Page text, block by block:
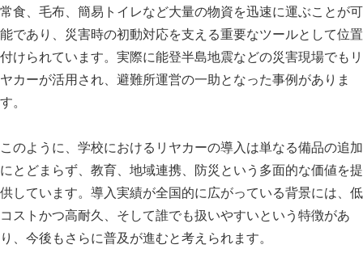
常食、毛布、簡易トイレなど大量の物資を迅速に運ぶことが可
能であり、災害時の初動対応を支える重要なツールとして位置
付けられています。実際に能登半島地震などの災害現場でもリ
ヤカーが活用され、避難所運営の一助となった事例がありま
す。
このように、学校におけるリヤカーの導入は単なる備品の追加
にとどまらず、教育、地域連携、防災という多面的な価値を提
供しています。導入実績が全国的に広がっている背景には、低
コストかつ高耐久、そして誰でも扱いやすいという特徴があ
り、今後もさらに普及が進むと考えられます。